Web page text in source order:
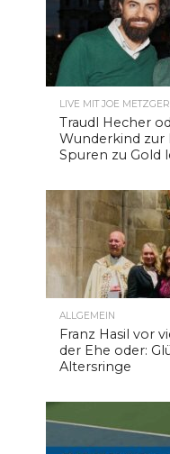
LIVE MIT JOE METZGER
Traudl Hecher
Wunderkind zur
Spuren zu Gold
ALLGEMEIN
Franz Hasil vor
der Ehe oder:
Altersringe